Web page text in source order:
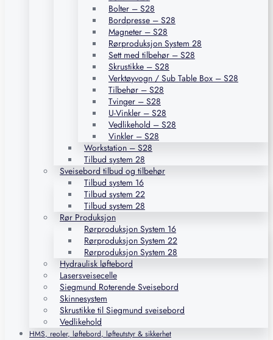
Bolter – S28
Bordpresse – S28
Magneter – S28
Rørproduksjon System 28
Sett med tilbehør – S28
Skrustikke – S28
Verktøyvogn / Sub Table Box – S28
Tilbehør – S28
Tvinger – S28
U-Vinkler – S28
Vedlikehold – S28
Vinkler – S28
Workstation – S28
Tilbud system 28
Sveisebord tilbud og tilbehør
Tilbud system 16
Tilbud system 22
Tilbud system 28
Rør Produksjon
Rørproduksjon System 16
Rørproduksjon System 22
Rørproduksjon System 28
Hydraulisk løftebord
Lasersveisecelle
Siegmund Roterende Sveisebord
Skinnesystem
Skrustikke til Siegmund sveisebord
Vedlikehold
HMS, reoler, løftebord, løfteutstyr & sikkerhet